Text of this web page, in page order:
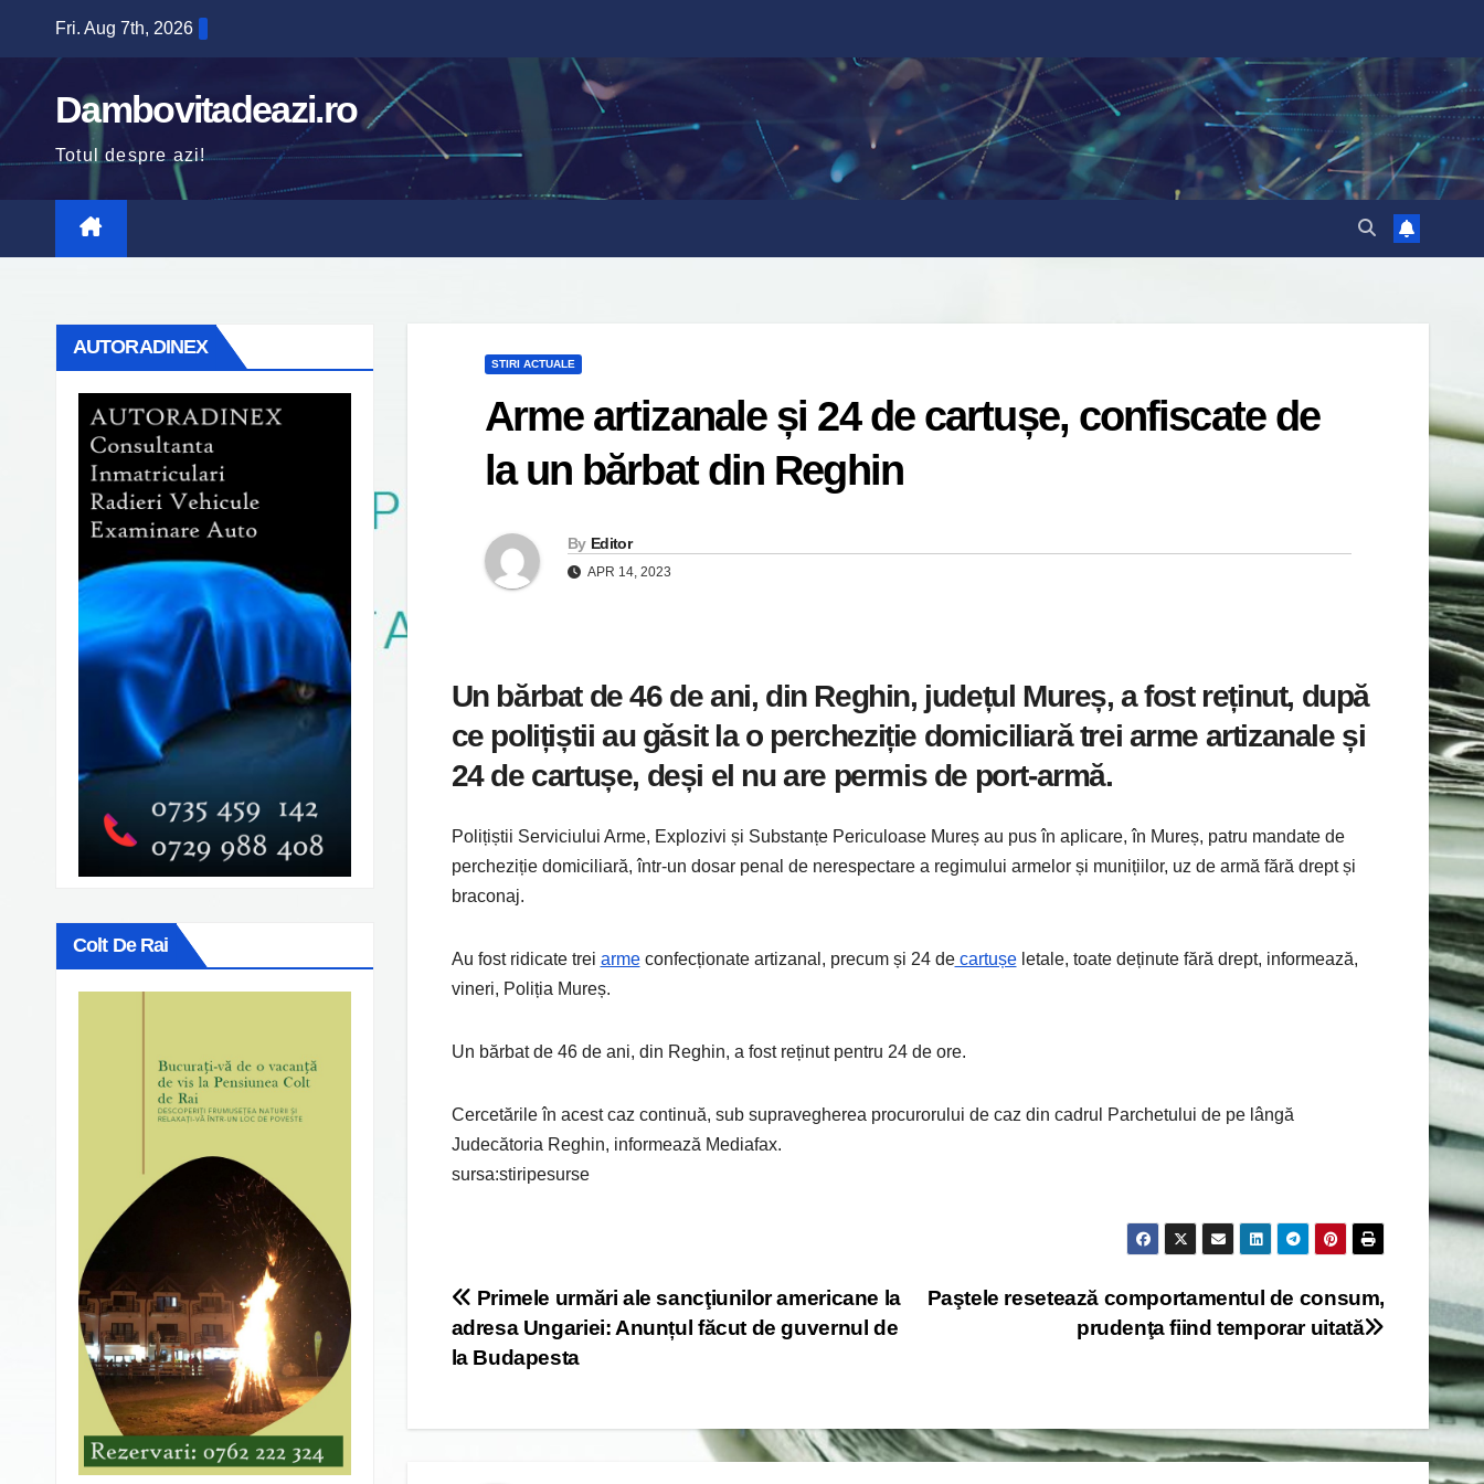
content
Fri. Aug 7th, 2026
Dambovitadeazi.ro
Totul despre azi!
AUTORADINEX
Colt De Rai
STIRI ACTUALE
Arme artizanale și 24 de cartușe, confiscate de
la un bărbat din Reghin
By Editor
APR 14, 2023
Un bărbat de 46 de ani, din Reghin, județul Mureș, a fost reținut, după
ce polițiștii au găsit la o percheziție domiciliară trei arme artizanale și
24 de cartușe, deși el nu are permis de port-armă.
Polițiștii Serviciului Arme, Explozivi și Substanțe Periculoase Mureș au pus în aplicare, în Mureș, patru mandate de
percheziție domiciliară, într-un dosar penal de nerespectare a regimului armelor și munițiilor, uz de armă fără drept și
braconaj.
Au fost ridicate trei armeconfecționate artizanal, precum și 24 decartușeletale, toate deținute fără drept, informează,
vineri, Poliția Mureș.
Un bărbat de 46 de ani, din Reghin, a fost reținut pentru 24 de ore.
Cercetările în acest caz continuă, sub supravegherea procurorului de caz din cadrul Parchetului de pe lângă
Judecătoria Reghin, informează Mediafax.
sursa:stiripesurse
Post
navigation
Paştele resetează comportamentul de consum,
prudenţa fiind temporar uitată
Primele urmări ale sancţiunilor americane la
adresa Ungariei: Anunțul făcut de guvernul de
la Budapesta